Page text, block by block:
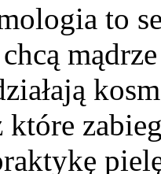
to
które